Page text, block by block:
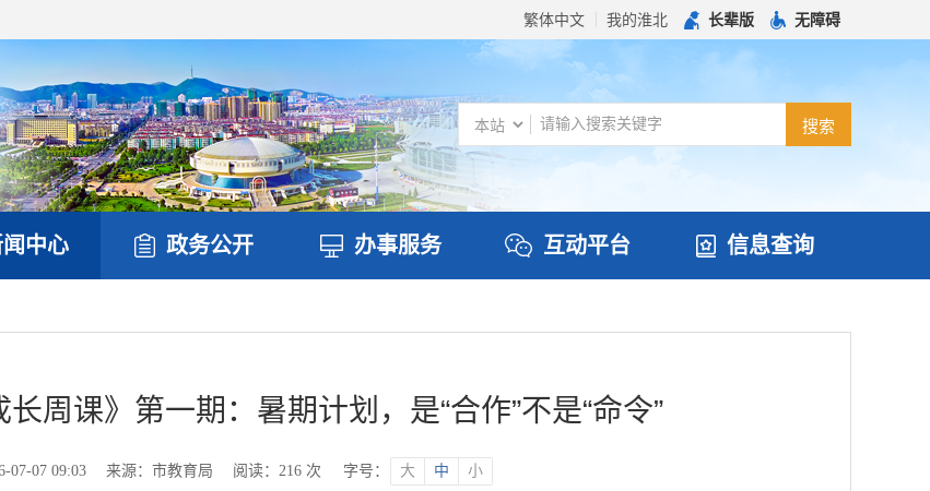
繁体中文 我的淮北 长辈版 无障碍
中心 政务公开 办事服务 互动平台 信息查询
周课》第一期：暑期计划，是“合作”不是“命令”
07-07 09:03 来源：市教育局 阅读： 216 次 字号： 大 中 小